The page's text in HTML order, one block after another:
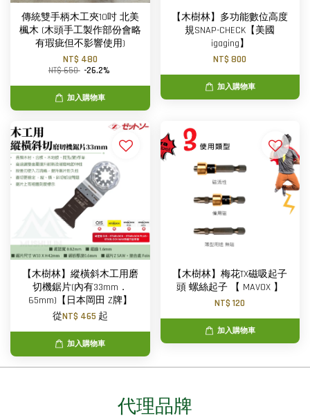
傳統雙手柄木工夾10吋 北美
楓木 (木頭手工製作部份會略
有瑕疵但不影響使用)
NT$ 480
NT$ 650 -26.2%
加入購物車
【木樹林】多功能數位高度
規SNAP-CHECK【美國
igaging】
NT$ 800
加入購物車
【木樹林】縱橫斜木工用磨
切機鋸片(內有33mm．
65mm)【日本岡田 Z牌】
從NT$ 465 起
加入購物車
【木樹林】梅花TX磁吸起子
頭 螺絲起子 【 MAVOX 】
NT$ 120
加入購物車
代理品牌